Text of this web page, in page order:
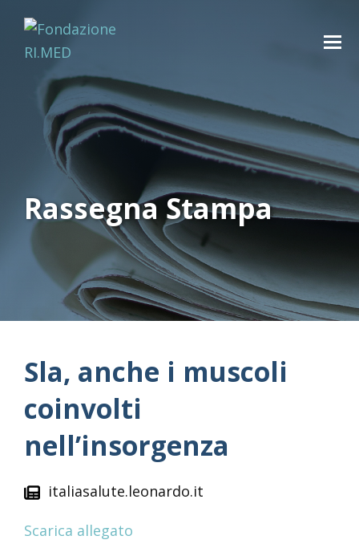
Rassegna Stampa
Sla, anche i muscoli
coinvolti
nell’insorgenza
italiasalute.leonardo.it
Scarica allegato